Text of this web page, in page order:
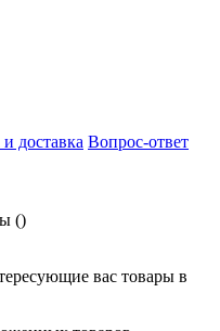
доставка Вопрос-ответ
()
вас товары в